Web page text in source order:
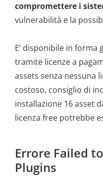
compromettere i
vulnerabilità e la
E’ disponibile in forma
tramite licenze a
assets senza nessuna
costoso, consiglio di
installazione 16 asset
licenza free potrebbe
Errore Failed
Plugins